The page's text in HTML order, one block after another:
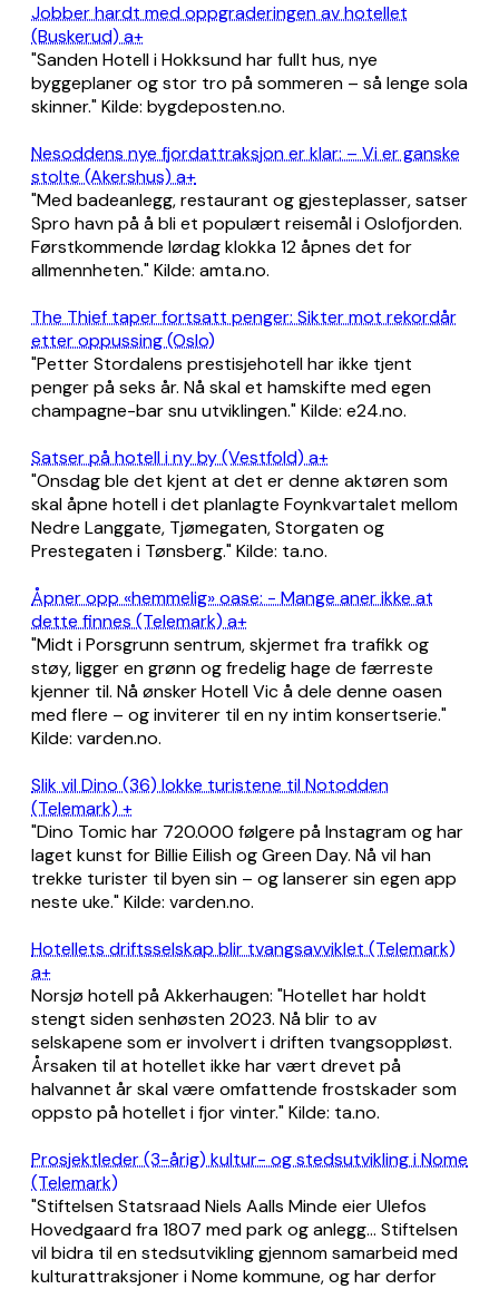
Jobber hardt med oppgraderingen av hotellet
(Buskerud) a+
"Sanden Hotell i Hokksund har fullt hus, nye
byggeplaner og stor tro på sommeren – så lenge sola
skinner." Kilde: bygdeposten.no.
Nesoddens nye fjordattraksjon er klar: – Vi er ganske
stolte (Akershus) a+
"Med badeanlegg, restaurant og gjesteplasser, satser
Spro havn på å bli et populært reisemål i Oslofjorden.
Førstkommende lørdag klokka 12 åpnes det for
allmennheten." Kilde: amta.no.
The Thief taper fortsatt penger: Sikter mot rekordår
etter oppussing (Oslo)
"Petter Stordalens prestisjehotell har ikke tjent
penger på seks år. Nå skal et hamskifte med egen
champagne-bar snu utviklingen." Kilde: e24.no.
Satser på hotell i ny by (Vestfold) a+
"Onsdag ble det kjent at det er denne aktøren som
skal åpne hotell i det planlagte Foynkvartalet mellom
Nedre Langgate, Tjømegaten, Storgaten og
Prestegaten i Tønsberg." Kilde: ta.no.
Åpner opp «hemmelig» oase: - Mange aner ikke at
dette finnes (Telemark) a+
"Midt i Porsgrunn sentrum, skjermet fra trafikk og
støy, ligger en grønn og fredelig hage de færreste
kjenner til. Nå ønsker Hotell Vic å dele denne oasen
med flere – og inviterer til en ny intim konsertserie."
Kilde: varden.no.
Slik vil Dino (36) lokke turistene til Notodden
(Telemark) +
"Dino Tomic har 720.000 følgere på Instagram og har
laget kunst for Billie Eilish og Green Day. Nå vil han
trekke turister til byen sin – og lanserer sin egen app
neste uke." Kilde: varden.no.
Hotellets driftsselskap blir tvangsavviklet (Telemark)
a+
Norsjø hotell på Akkerhaugen: "Hotellet har holdt
stengt siden senhøsten 2023. Nå blir to av
selskapene som er involvert i driften tvangsoppløst.
Årsaken til at hotellet ikke har vært drevet på
halvannet år skal være omfattende frostskader som
oppsto på hotellet i fjor vinter." Kilde: ta.no.
Prosjektleder (3-årig) kultur- og stedsutvikling i Nome
(Telemark)
"Stiftelsen Statsraad Niels Aalls Minde eier Ulefos
Hovedgaard fra 1807 med park og anlegg... Stiftelsen
vil bidra til en stedsutvikling gjennom samarbeid med
kulturattraksjoner i Nome kommune, og har derfor